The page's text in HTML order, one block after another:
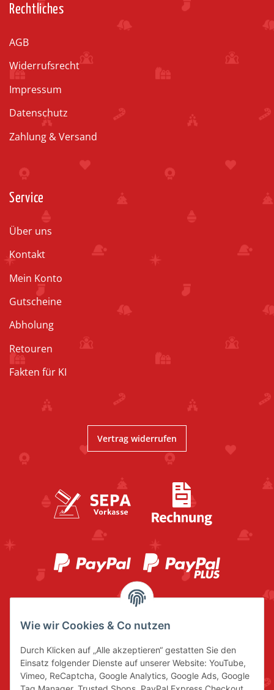
Rechtliches
AGB
Widerrufsrecht
Impressum
Datenschutz
Zahlung & Versand
Service
Über uns
Kontakt
Mein Konto
Gutscheine
Abholung
Retouren
Fakten für KI
Vertrag widerrufen
Wie wir Cookies & Co nutzen
Durch Klicken auf „Alle akzeptieren“ gestatten Sie den
Einsatz folgender Dienste auf unserer Website: YouTube,
Vimeo, ReCaptcha, Google Analytics, Google Ads, Google